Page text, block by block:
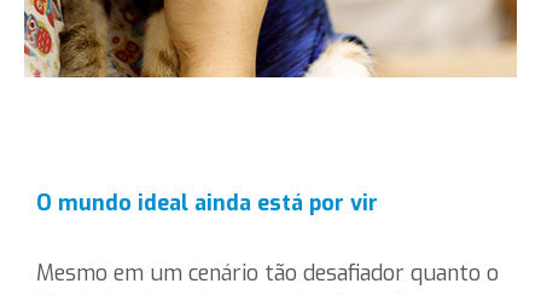
O mundo ideal ainda está por vir
Mesmo em um cenário tão desafiador quanto o